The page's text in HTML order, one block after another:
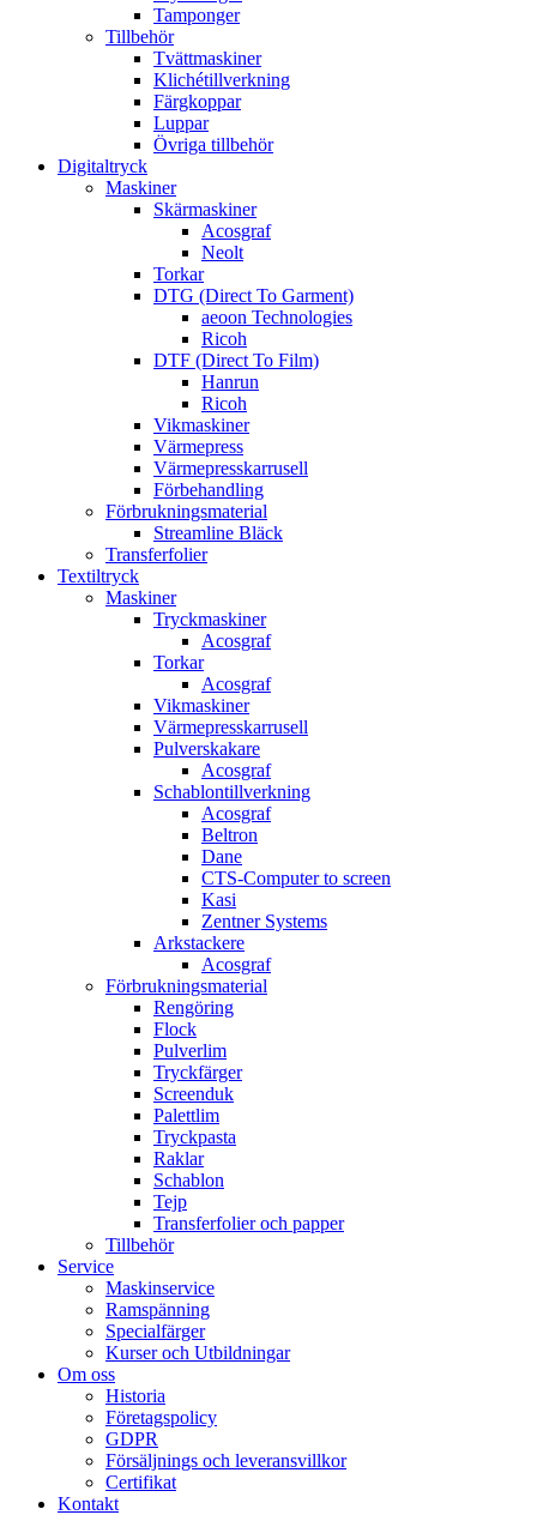
Tamponger
Tillbehör
Tvättmaskiner
Klichétillverkning
Färgkoppar
Luppar
Övriga tillbehör
Digitaltryck
Maskiner
Skärmaskiner
Acosgraf
Neolt
Torkar
DTG (Direct To Garment)
aeoon Technologies
Ricoh
DTF (Direct To Film)
Hanrun
Ricoh
Vikmaskiner
Värmepress
Värmepresskarrusell
Förbehandling
Förbrukningsmaterial
Streamline Bläck
Transferfolier
Textiltryck
Maskiner
Tryckmaskiner
Acosgraf
Torkar
Acosgraf
Vikmaskiner
Värmepresskarrusell
Pulverskakare
Acosgraf
Schablontillverkning
Acosgraf
Beltron
Dane
CTS-Computer to screen
Kasi
Zentner Systems
Arkstackere
Acosgraf
Förbrukningsmaterial
Rengöring
Flock
Pulverlim
Tryckfärger
Screenduk
Palettlim
Tryckpasta
Raklar
Schablon
Tejp
Transferfolier och papper
Tillbehör
Service
Maskinservice
Ramspänning
Specialfärger
Kurser och Utbildningar
Om oss
Historia
Företagspolicy
GDPR
Försäljnings och leveransvillkor
Certifikat
Kontakt